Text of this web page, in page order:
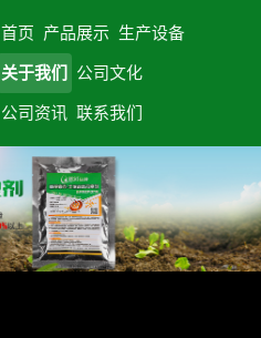
首页 产品展示 生产设备
关于我们 公司文化
公司资讯 联系我们